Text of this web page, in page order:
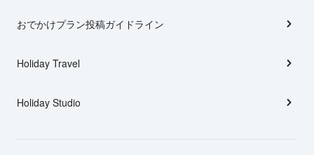
おでかけプラン投稿ガイドライン
Holiday Travel
Holiday Studio